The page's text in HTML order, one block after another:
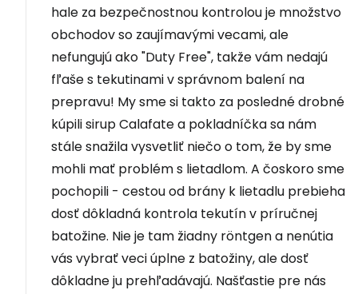
hale za bezpečnostnou kontrolou je množstvo
obchodov so zaujímavými vecami, ale
nefungujú ako "Duty Free", takže vám nedajú
fľaše s tekutinami v správnom balení na
prepravu! My sme si takto za posledné drobné
kúpili sirup Calafate a pokladníčka sa nám
stále snažila vysvetliť niečo o tom, že by sme
mohli mať problém s lietadlom. A čoskoro sme
pochopili - cestou od brány k lietadlu prebieha
dosť dôkladná kontrola tekutín v príručnej
batožine. Nie je tam žiadny röntgen a nenútia
vás vybrať veci úplne z batožiny, ale dosť
dôkladne ju prehľadávajú. Našťastie pre nás